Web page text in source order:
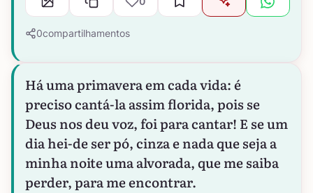
0compartilhamentos
Há uma primavera em cada vida: é
preciso cantá-la assim florida, pois se
Deus nos deu voz, foi para cantar! E se um
dia hei-de ser pó, cinza e nada que seja a
minha noite uma alvorada, que me saiba
perder, para me encontrar.